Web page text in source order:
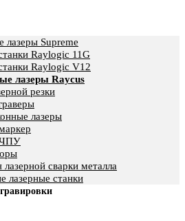
лазеры Supreme
Raylogic 11G
Raylogic V12
лазеры Raycus
резки
лазеры
ЧПУ
лазерной сварки металла
лазерные станки